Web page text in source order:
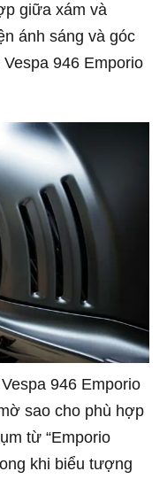
giữa xám và
ánh sáng và góc
946 Emporio
946 Emporio
sao cho phù hợp
từ “Emporio
khi biểu tượng